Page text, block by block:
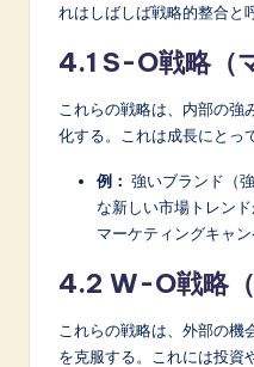
れはしばしば戦略的整合と
4.1 S-O戦略（
これらの戦略は、内部の強
化する。これは成長にとっ
例： 強いブランド（
な新しい市場トレン
マーケティングキャン
4.2 W-O戦略（
これらの戦略は、外部の機
を克服する。これには投資